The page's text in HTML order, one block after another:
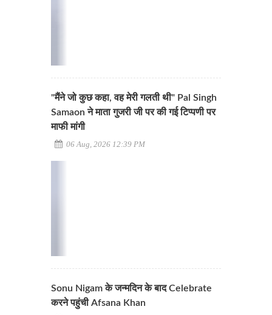
"मैंने जो कुछ कहा, वह मेरी गलती थी" Pal Singh
Samaon ने माता गुजरी जी पर की गई टिप्पणी पर
माफी मांगी
06 Aug, 2026 12:39 PM
Sonu Nigam के जन्मदिन के बाद Celebrate
करने पहुंची Afsana Khan